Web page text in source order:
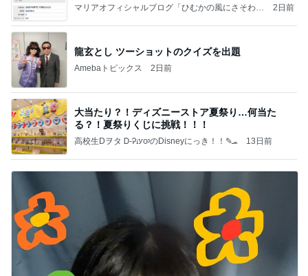
マリアオフィシャルブログ「ひむかの風にさそわれ
2日前
龍玄とし ツーショットのクイズを出題
Amebaトピックス 2日前
大当たり？！ディズニーストア夏祭り…何当た
る？！夏祭りくじに挑戦！！！
高校生Dヲタ Ꭰ-ᎮꭵꭹꭴのDisneyにっき！！✎ܚ 13日前